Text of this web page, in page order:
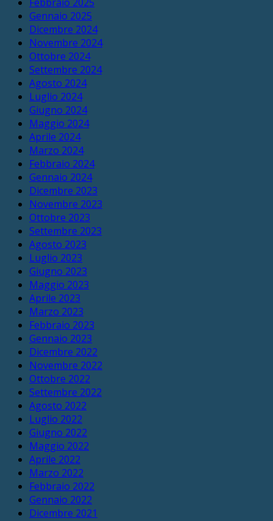
Gennaio 2025
Dicembre 2024
Novembre 2024
Ottobre 2024
Settembre 2024
Agosto 2024
Luglio 2024
Giugno 2024
Maggio 2024
Aprile 2024
Marzo 2024
Febbraio 2024
Gennaio 2024
Dicembre 2023
Novembre 2023
Ottobre 2023
Settembre 2023
Agosto 2023
Luglio 2023
Giugno 2023
Maggio 2023
Aprile 2023
Marzo 2023
Febbraio 2023
Gennaio 2023
Dicembre 2022
Novembre 2022
Ottobre 2022
Settembre 2022
Agosto 2022
Luglio 2022
Giugno 2022
Maggio 2022
Aprile 2022
Marzo 2022
Febbraio 2022
Gennaio 2022
Dicembre 2021